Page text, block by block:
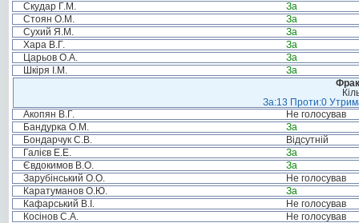
Скудар Г.М.
За
Стоян О.М.
За
Сухий Я.М.
За
Хара В.Г.
За
Царьов О.А.
За
Шкіря І.М.
За
За:13 Проти:0
Акопян В.Г.
Не голосував
Бандурка О.М.
За
Бондарчук С.В.
Відсутній
Галієв Е.Е.
За
Євдокимов В.О.
За
Зарубінський О.О.
Не голосував
Каратуманов О.Ю.
За
Кафарський В.І.
Не голосував
Косінов С.А.
Не голосував